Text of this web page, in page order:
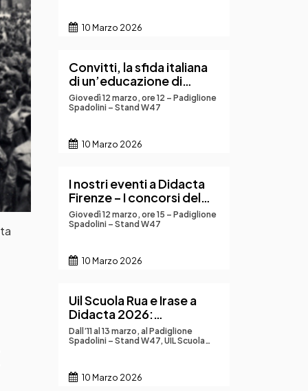
10 Marzo 2026
Convitti, la sfida italiana
di un’educazione di
qualità
Giovedì 12 marzo, ore 12 – Padiglione
Spadolini – Stand W47
10 Marzo 2026
I nostri eventi a Didacta
Firenze – I concorsi del
MAECI per la
destinazione alle scuole
Giovedì 12 marzo, ore 15 – Padiglione
Spadolini – Stand W47
10 Marzo 2026
Uil Scuola Rua e Irase a
Didacta 2026:
innovazione, IA,
storytelling, convitti e
al centro della
formazione
Dall’11 al 13 marzo, al Padiglione
Spadolini – Stand W47, UIL Scuola
ricco programma di workshop e
incontri dedicati alla crescita
10 Marzo 2026